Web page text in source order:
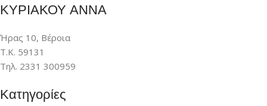
ΚΥΡΙΑΚΟΥ ΑΝΝΑ
Ήρας 10, Βέροια
Τ.Κ. 59131
Τηλ. 2331 300959
Κατηγορίες